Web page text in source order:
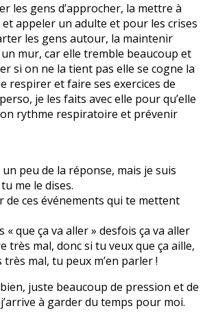
les gens d’approcher, la mettre à
appeler un adulte et pour les crises
les gens autour, la maintenir
mur, car elle tremble beaucoup et
si on ne la tient pas elle se cogne la
respirer et faire ses exercices de
je les faits avec elle pour qu’elle
rythme respiratoire et prévenir
un peu de la réponse, mais je suis
me le dises.
de ces événements qui te mettent
« que ça va aller » desfois ça va aller
très mal, donc si tu veux que ça aille,
mal, tu peux m’en parler !
juste beaucoup de pression et de
à garder du temps pour moi.